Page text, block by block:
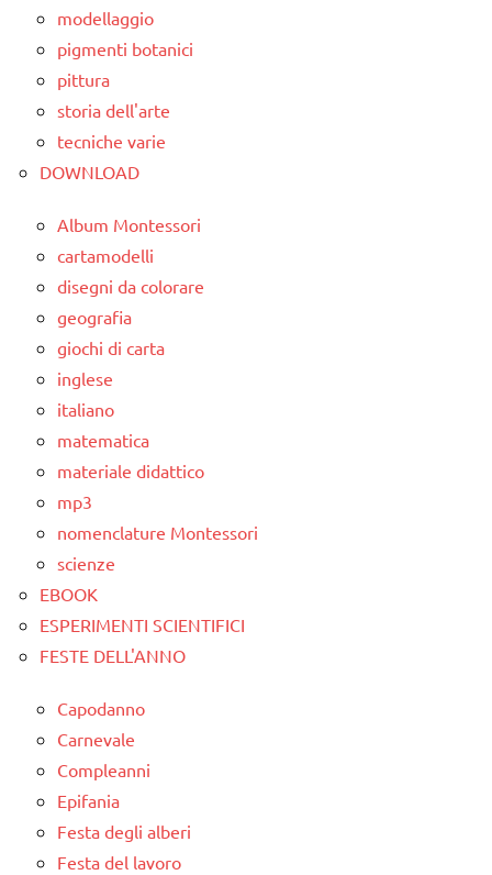
modellaggio
pigmenti botanici
pittura
storia dell'arte
tecniche varie
DOWNLOAD
Album Montessori
cartamodelli
disegni da colorare
geografia
giochi di carta
inglese
italiano
matematica
materiale didattico
mp3
nomenclature Montessori
scienze
EBOOK
ESPERIMENTI SCIENTIFICI
FESTE DELL'ANNO
Capodanno
Carnevale
Compleanni
Epifania
Festa degli alberi
Festa del lavoro